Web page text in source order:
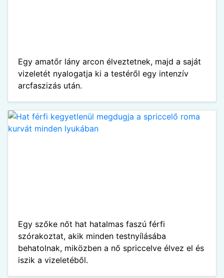
Egy amatőr lány arcon élveztetnek, majd a saját
vizeletét nyalogatja ki a testéről egy intenzív
arcfaszizás után.
Egy szőke nőt hat hatalmas faszú férfi
szórakoztat, akik minden testnyílásába
behatolnak, miközben a nő spriccelve élvez el és
iszik a vizeletéből.